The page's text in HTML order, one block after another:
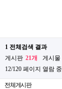
1 전체검색 결과
게시판 21개 게시물
12/120 페이지 열람 중
전체게시판